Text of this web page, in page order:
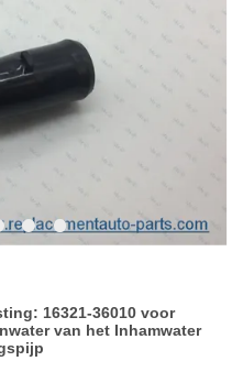
16321-36010 voor
van het Inhamwater